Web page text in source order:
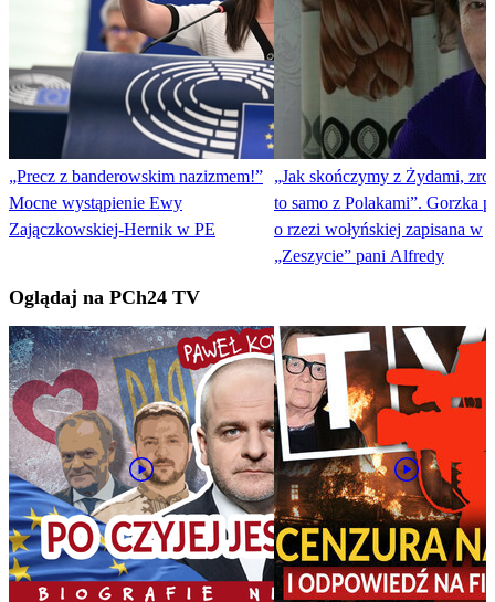
„Precz z banderowskim nazizmem!”
Mocne wystąpienie Ewy
Zajączkowskiej-Hernik w PE
„Jak skończymy z Żydami,
to samo z Polakami”. Gorzka
o rzezi wołyńskiej zapisana w
„Zeszycie” pani Alfredy
Oglądaj na PCh24 TV